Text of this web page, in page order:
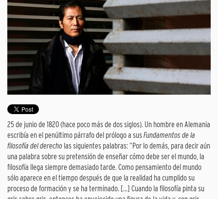
25 de junio de 1820 (hace poco más de dos siglos). Un hombre en Alemania
escribía en el penúltimo párrafo del prólogo a susFundamentos de la
filosofía del derecho las siguientes palabras: “Por lo demás, para decir aún
una palabra sobre su pretensión de enseñar cómo debe ser el mundo, la
filosofía llega siempre demasiado tarde. Como pensamiento del mundo
sólo aparece en el tiempo después de que la realidad ha cumplido su
proceso de formación y se ha terminado. […] Cuando la filosofía pinta su